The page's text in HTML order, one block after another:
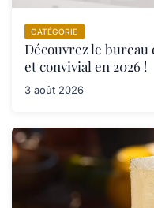
CATÉGORIE
Découvrez le
et convivial en 2026 !
3 août 2026